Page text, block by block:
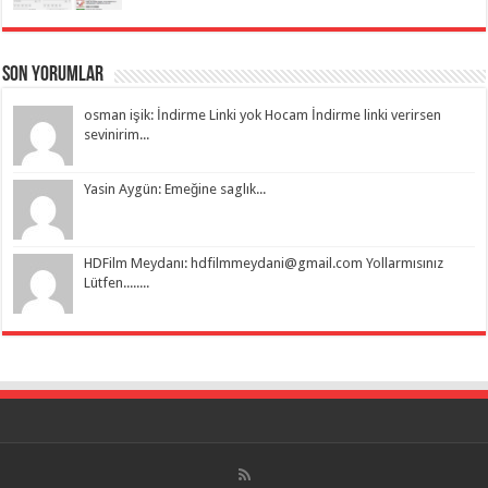
Son Yorumlar
osman işik: İndirme Linki yok Hocam İndirme linki verirsen
sevinirim...
Yasin Aygün: Emeğine saglık...
HDFilm Meydanı: hdfilmmeydani@gmail.com Yollarmısınız
Lütfen........